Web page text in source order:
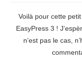
Voilà pour cette
EasyPress 3 !
n’est pas le cas,